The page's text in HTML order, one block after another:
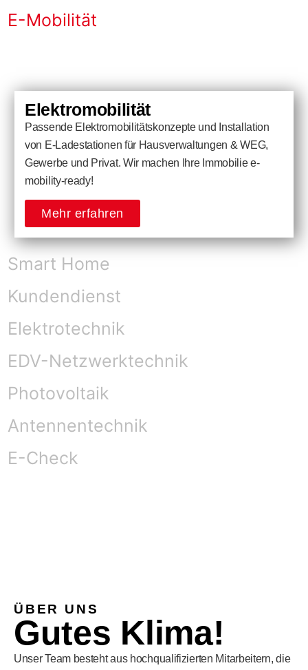
E-Mobilität
Smart Home
Kundendienst
Elektrotechnik
EDV-Netzwerktechnik
Photovoltaik
Antennentechnik
E-Check
Elektromobilität
Passende Elektromobilitätskonzepte und Installation
von E-Ladestationen für Hausverwaltungen & WEG,
Gewerbe und Privat. Wir machen Ihre Immobilie e-
mobility-ready!
Mehr erfahren
ÜBER UNS
Gutes Klima!
Unser Team besteht aus hochqualifizierten Mitarbeitern, die